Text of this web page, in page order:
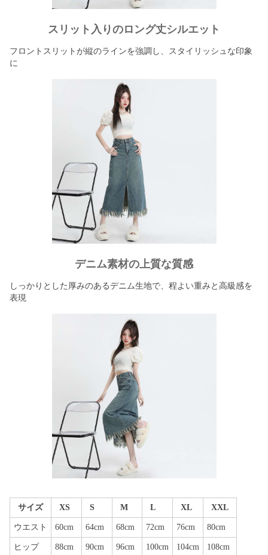
スリット入りのロング丈シルエット
フロントスリットが縦のラインを強調し、スタイリッシュな印象
に
デニム素材の上質な質感
しっかりとした厚みのあるデニム生地で、程よい重みと高級感を
表現
サイズ XS S M L XL XXL
ウエスト 60cm 64cm 68cm 72cm 76cm 80cm
ヒップ 88cm 90cm 96cm 100cm 104cm 108cm